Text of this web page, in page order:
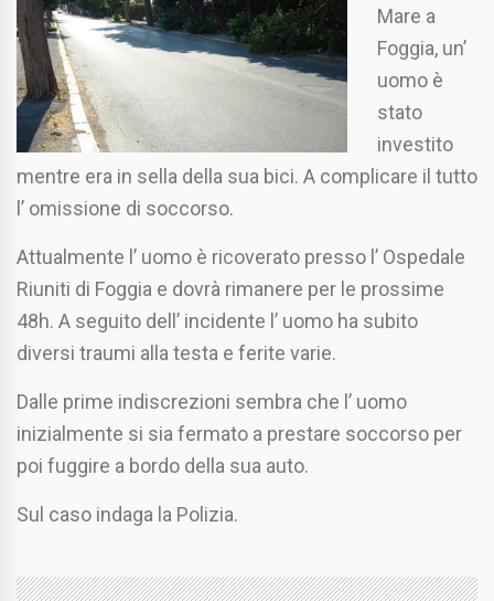
Mare a
Foggia, un’
uomo è
stato
investito
mentre era in sella della sua bici. A complicare il tutto
l’ omissione di soccorso.
Attualmente l’ uomo è ricoverato presso l’ Ospedale
Riuniti di Foggia e dovrà rimanere per le prossime
48h. A seguito dell’ incidente l’ uomo ha subito
diversi traumi alla testa e ferite varie.
Dalle prime indiscrezioni sembra che l’ uomo
inizialmente si sia fermato a prestare soccorso per
poi fuggire a bordo della sua auto.
Sul caso indaga la Polizia.